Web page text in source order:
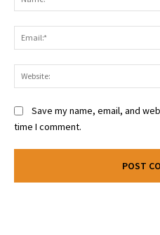
Save my name, email, and
time I comment.